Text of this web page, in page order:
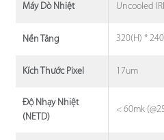
Máy Dò Nhiệt Uncooled
Nền Tảng 320(H) *
Kích Thước Pixel 17um
Độ Nhạy Nhiệt
(NETD)
< 60mk